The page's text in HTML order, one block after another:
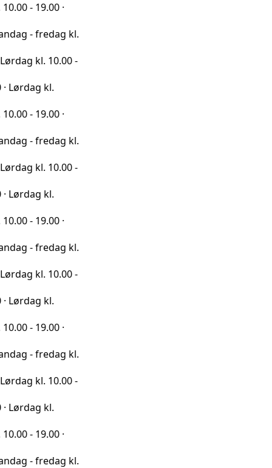
·
kl.
10.00 -
kl.
·
kl.
10.00 -
kl.
·
kl.
10.00 -
kl.
·
kl.
10.00 -
kl.
·
kl.